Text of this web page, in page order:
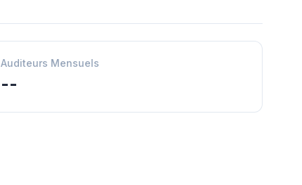
Auditeurs Mensuels
--